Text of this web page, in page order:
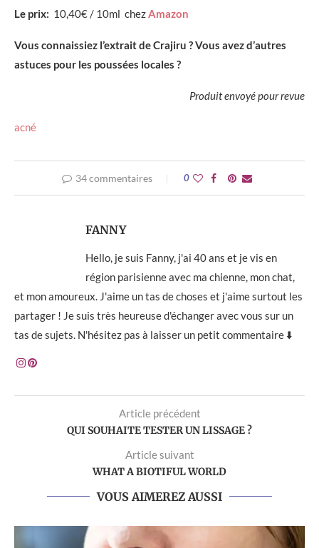
Le prix: 10,40€ / 10ml chez Amazon
Vous connaissiez l’extrait de Crajiru ? Vous avez d’autres
astuces pour les poussées locales ?
Produit envoyé pour revue
acné
34 commentaires 0
FANNY
Hello, je suis Fanny, j'ai 40 ans et je vis en
région parisienne avec ma chienne, mon chat,
et mon amoureux. J'aime un tas de choses et j'aime surtout les
partager ! Je suis très heureuse d'échanger avec vous sur un
tas de sujets. N'hésitez pas à laisser un petit commentaire ⬇️
Article précédent
QUI SOUHAITE TESTER UN LISSAGE ?
Article suivant
WHAT A BIOTIFUL WORLD
VOUS AIMEREZ AUSSI